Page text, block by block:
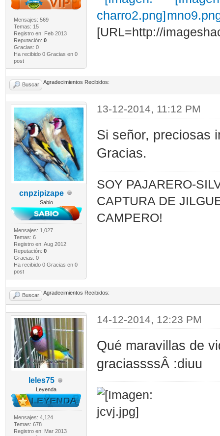
Mensajes: 569
Temas: 15
Registro en: Feb 2013
Reputación: 0
Gracias: 0
Ha recibido 0 Gracias en 0
post
[URL=http://
Buscar Agradecimientos Recibidos:
cnpzipizape
Sabio
Mensajes: 1,027
Temas: 6
Registro en: Aug 2012
Reputación: 0
Gracias: 0
Ha recibido 0 Gracias en 0
post
13-12-2014, 11:12 PM
Si señor, preciosas
Gracias.
SOY PAJARERO-
CAPTURA DE
CAMPERO!
Buscar Agradecimientos Recibidos:
leles75
Leyenda
Mensajes: 4,124
Temas: 678
Registro en: Mar 2013
14-12-2014, 12:23 PM
Qué maravillas de
graciassssÂ :diuu